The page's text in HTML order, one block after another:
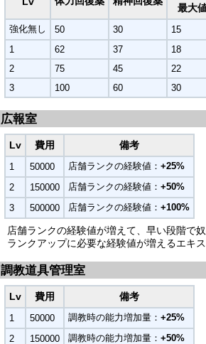
最大
強化無し 50 30 15
1
62 37 18
2
75 45 22
3
100 60 30
広報室
Lv 費用 備考
1 50000 店舗ランクの経験値： +25%
2
150000 店舗ランクの経験値： +50%
3
500000 店舗ランクの経験値： +100%
店舗ランクの経験値が増えて、早い段階で
ランクアップに必要な経験値が増えるエキ
調教道具管理室
Lv 費用 備考
1 50000 調教時の能力増加量： +25%
2
150000 調教時の能力増加量： +50%